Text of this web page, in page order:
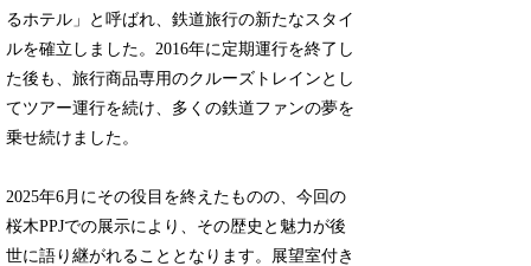
るホテル」と呼ばれ、鉄道旅行の新たなスタイ
ルを確立しました。2016年に定期運行を終了し
た後も、旅行商品専用のクルーズトレインとし
てツアー運行を続け、多くの鉄道ファンの夢を
乗せ続けました。
2025年6月にその役目を終えたものの、今回の
桜木PPJでの展示により、その歴史と魅力が後
世に語り継がれることとなります。展望室付き